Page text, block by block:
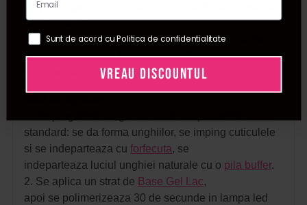
acryl sau gel, cu conditia ca gelul de finish folosit sa
fie unul flexibil;
- sunt ideale atat pentru aplicarea profesionala de
salon, cat si pentru femeile ce prefera sa isi faca
singure manichiura, acasa.
standard: se da forma unghiilor, se imping cuticulele
si se indeparteaza cu forfecuta, se
indeparteaza luciul unghiei naturale cu o pila buffer.
2. Se aplica un strat de Base Gel Lac,
apoi se polimerizeaza 30 de secunde in lampa led
Sunt de acord cu Politica de confidentialitate
VREAU DISCOUNTUL